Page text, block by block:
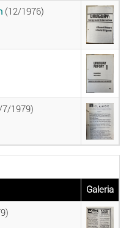
(12/1976)
7/1979)
Galeria